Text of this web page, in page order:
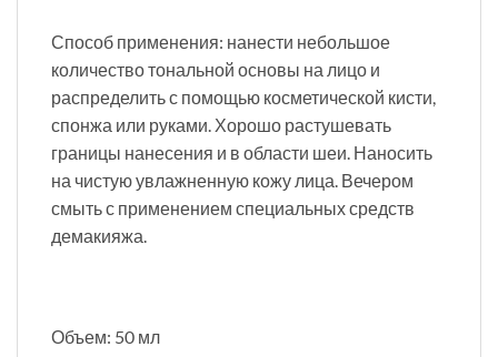
Способ применения: нанести небольшое
количество тональной основы на лицо и
распределить с помощью косметической кисти,
спонжа или руками. Хорошо растушевать
границы нанесения и в области шеи. Наносить
на чистую увлажненную кожу лица. Вечером
смыть с применением специальных средств
демакияжа.
Объем: 50 мл